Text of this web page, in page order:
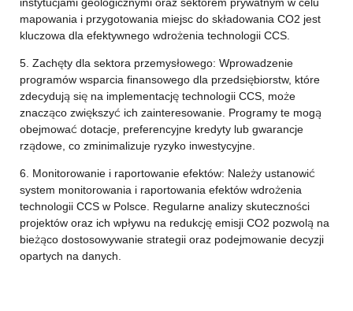
mapowania i przygotowania miejsc do składowania CO2 jest
kluczowa dla efektywnego wdrożenia technologii CCS.
5. Zachęty dla sektora przemysłowego: Wprowadzenie
programów wsparcia finansowego dla przedsiębiorstw, które
zdecydują się na implementację technologii CCS, może
znacząco zwiększyć ich zainteresowanie. Programy te mogą
obejmować dotacje, preferencyjne kredyty lub gwarancje
rządowe, co zminimalizuje ryzyko inwestycyjne.
6. Monitorowanie i raportowanie efektów: Należy ustanowić
system monitorowania i raportowania efektów wdrożenia
technologii CCS w Polsce. Regularne analizy skuteczności
projektów oraz ich wpływu na redukcję emisji CO2 pozwolą na
bieżąco dostosowywanie strategii oraz podejmowanie decyzji
opartych na danych.